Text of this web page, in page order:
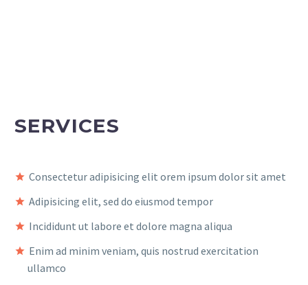
SERVICES
Consectetur adipisicing elit orem ipsum dolor sit amet
Adipisicing elit, sed do eiusmod tempor
Incididunt ut labore et dolore magna aliqua
Enim ad minim veniam, quis nostrud exercitation
ullamco